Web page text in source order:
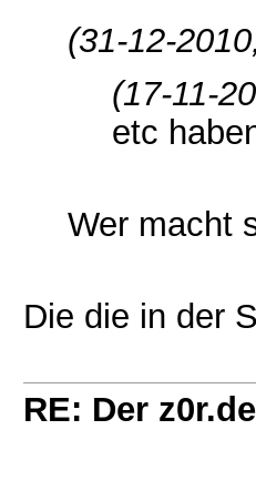
(31-12-
(17-11-
etc
Wer macht
Die die in der
RE: Der